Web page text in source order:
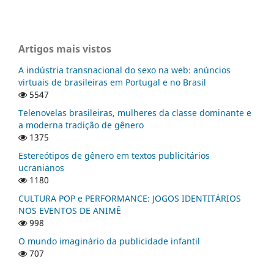
Artigos mais vistos
A indústria transnacional do sexo na web: anúncios
virtuais de brasileiras em Portugal e no Brasil
5547
Telenovelas brasileiras, mulheres da classe dominante e
a moderna tradição de gênero
1375
Estereótipos de gênero em textos publicitários
ucranianos
1180
CULTURA POP e PERFORMANCE: JOGOS IDENTITÁRIOS
NOS EVENTOS DE ANIMÊ
998
O mundo imaginário da publicidade infantil
707